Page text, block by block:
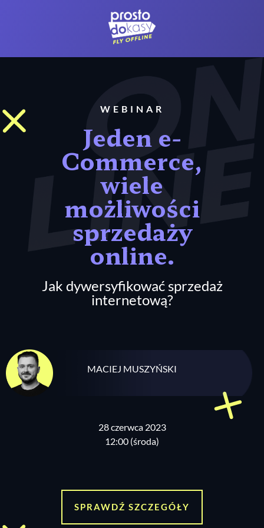
WEBINAR
Jeden e-
Commerce,
wiele
możliwości
sprzedaży
online.
Jak dywersyfikować sprzedaż
internetową?
MACIEJ MUSZYŃSKI
28 czerwca 2023
12:00 (środa)
SPRAWDŹ SZCZEGÓŁY